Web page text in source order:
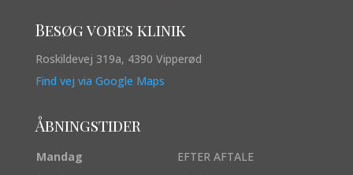
Besøg vores klinik
Roskildevej 319a, 4390 Vipperød
Find vej via Google Maps
Åbningstider
Mandag
EFTER AFTALE